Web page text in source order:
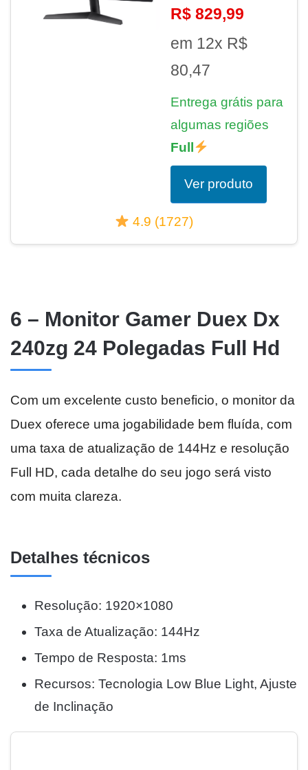
R$ 829,99
em 12x R$
80,47
Entrega grátis para
algumas regiões
Full
Ver produto
4.9 (1727)
6 – Monitor Gamer Duex Dx
240zg 24 Polegadas Full Hd
Com um excelente custo beneficio, o monitor da
Duex oferece uma jogabilidade bem fluída, com
uma taxa de atualização de 144Hz e resolução
Full HD, cada detalhe do seu jogo será visto
com muita clareza.
Detalhes técnicos
Resolução: 1920×1080
Taxa de Atualização: 144Hz
Tempo de Resposta: 1ms
Recursos: Tecnologia Low Blue Light, Ajuste
de Inclinação